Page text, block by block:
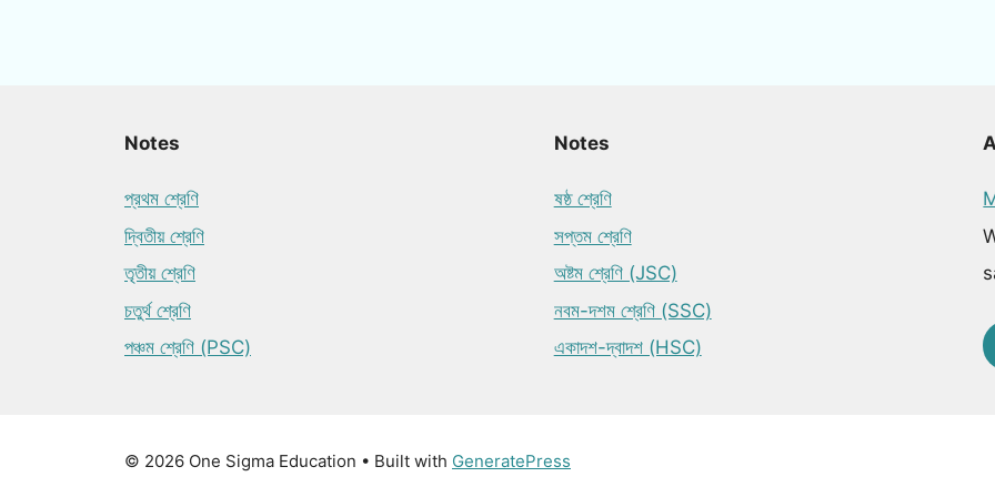
Notes
প্রথম শ্রেণি
দ্বিতীয় শ্রেণি
তৃতীয় শ্রেণি
চতুর্থ শ্রেণি
পঞ্চম শ্রেণি (PSC)
Notes
ষষ্ঠ শ্রেণি
সপ্তম শ্রেণি
অষ্টম শ্রেণি (JSC)
নবম-দশম শ্রেণি (SSC)
একাদশ-দ্বাদশ (HSC)
© 2026 One Sigma Education • Built with GeneratePress